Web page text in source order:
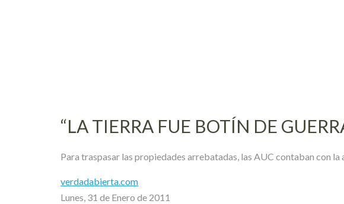
“LA TIERRA FUE BOTÍN DE
Para traspasar las propiedades arrebatadas, las AUC contaban con
verdadabierta.com
Lunes, 31 de Enero de 2011